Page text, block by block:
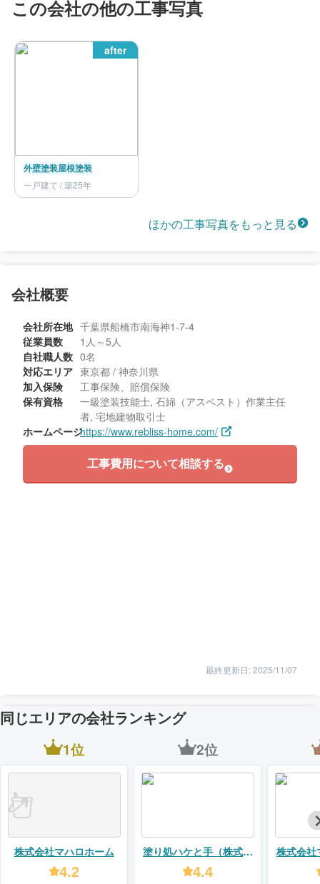
この会社の他の工事写真
after
外壁塗装屋根塗装
一戸建て / 築25年
ほかの工事写真をもっと見る
会社概要
会社所在地 千葉県船橋市南海神1-7-4
従業員数
1人～5人
自社職人数 0名
対応エリア 東京都 / 神奈川県
加入保険
工事保険、賠償保険
保有資格
一級塗装技能士, 石綿（アスベスト）作業主任
者, 宅地建物取引士
ホームページhttps://www.rebliss-home.com/
工事費用について相談する
最終更新日: 2025/11/07
同じエリアの会社ランキング
1位
株式会社マハロホーム
4.2
2位
塗り処ハケと手（株式会
社ユーモア）
4.4
株式会社